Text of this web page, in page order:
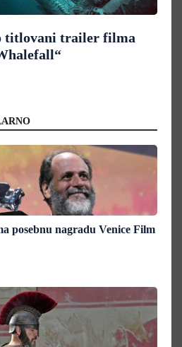
titlovani trailer filma
posebnu nagradu Venice Film